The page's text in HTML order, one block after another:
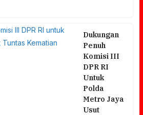
Dukungan
Penuh
Komisi III
DPR RI
Untuk
Polda
Metro Jaya
Usut